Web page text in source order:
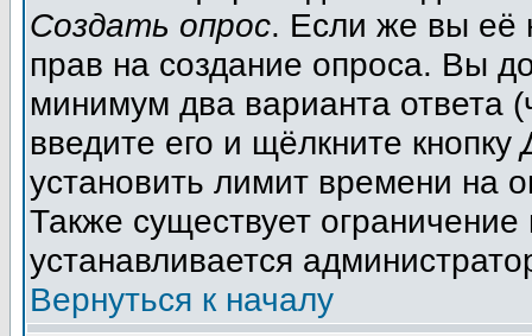
Создать опрос. Если же вы её
прав на создание опроса. Вы
минимум два варианта ответа
введите его и щёлкните кнопку
установить лимит времени на
Также существует
устанавливается
Вернуться к началу